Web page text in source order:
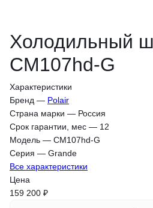
Холодильный
CM107hd-G
Характеристики
Бренд — Polair
Страна марки — Россия
Срок гарантии, мес — 12
Модель — CM107hd-G
Серия — Grande
Все характеристики
Цена
159 200 ₽